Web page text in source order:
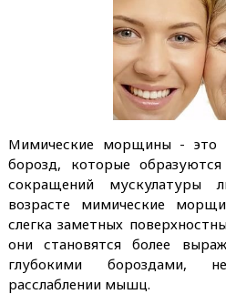
Мимические морщины - это
борозд, которые
сокращений
возрасте мимические
слегка заметных
они становятся более
глубокими бороздами,
расслаблении мышц.